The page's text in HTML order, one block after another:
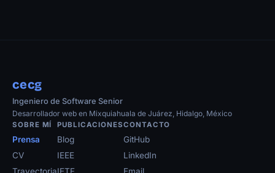
cecg
Ingeniero de Software Senior
Desarrollador web en Mixquiahuala de Juárez, Hidalgo, México
SOBRE MÍ
Prensa
CV
PUBLICACIONES
Blog
IEEE
CONTACTO
GitHub
LinkedIn